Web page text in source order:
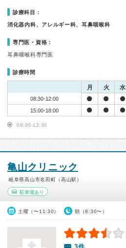
診療科目：
消化器内科、アレルギー科、耳鼻咽喉科
専門医・資格：
耳鼻咽喉科専門医
診療時間
月 火 水
08:30-12:00
15:00-18:00
08:30-12:30
亀山クリニック
岐阜県高山市名田町（高山駅）
駐車場あり
土曜（〜11:30） 朝（8:30〜）